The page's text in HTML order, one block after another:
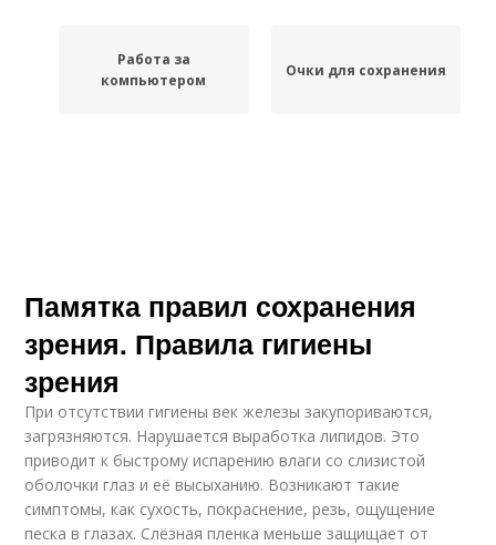
Работа за
компьютером
Очки для сохранения
Памятка правил сохранения
зрения. Правила гигиены
зрения
При отсутствии гигиены век железы закупориваются,
загрязняются. Нарушается выработка липидов. Это
приводит к быстрому испарению влаги со слизистой
оболочки глаз и её высыханию. Возникают такие
симптомы, как сухость, покраснение, резь, ощущение
песка в глазах. Слёзная пленка меньше защищает от